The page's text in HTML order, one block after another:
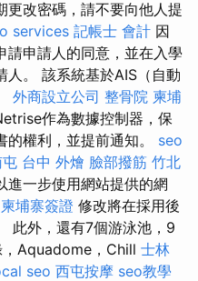
更改密碼，請不要向他人提
services 記帳士 會計 因
請申請人的同意，並在入學
人。 該系統基於AIS（自動
外商設立公司 整骨院 柬埔
作為數據控制器，保
權利，並提前通知。 seo
台中 外燴 臉部撥筋 竹北
進一步使用網站提供的網
柬埔寨簽證 修改將在採用後
此外，還有7個游泳池，9
Aquadome，Chill 士林
seo 西屯按摩 seo教學